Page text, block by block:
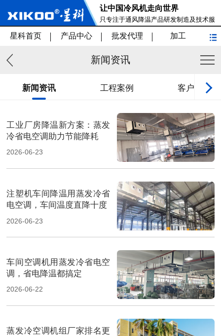
让中国冷风机走向世界
只专注于通风降温产品研发制造及技术服
务
星科首页 产品中心 批发代理 加工
新闻资讯
新闻资讯 工程案例 客户见证
工业厂房降温新方案：蒸发
冷省电空调助力节能降耗
2026-06-23
注塑机车间降温用蒸发冷省
电空调，车间温度直降十度
2026-06-23
车间空调机用蒸发冷省电空
调，省电降温都搞定
2026-06-22
蒸发冷空调机组厂家排名更